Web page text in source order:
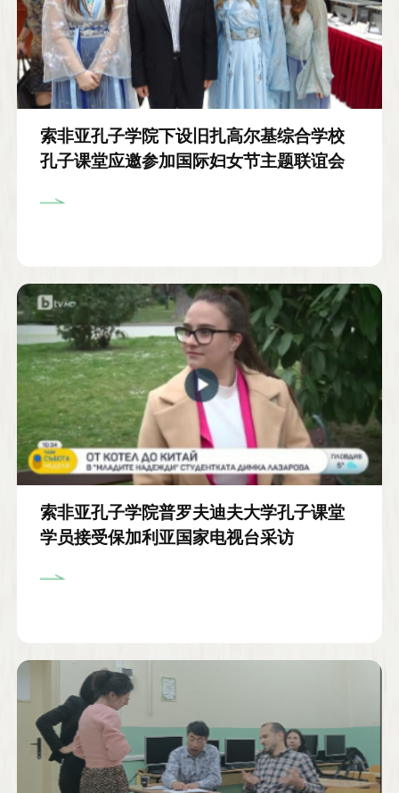
索非亚孔子学院下设旧扎高尔基综合学校
孔子课堂应邀参加国际妇女节主题联谊会
索非亚孔子学院普罗夫迪夫大学孔子课堂
学员接受保加利亚国家电视台采访